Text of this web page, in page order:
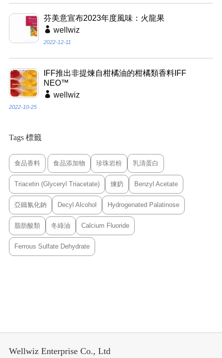
芬美意宣布2023年度風味：火龍果
wellwiz
2022-12-11
IFF推出非提煉自柑橘油的柑橘類香料IFF
NEO™
wellwiz
2022-10-25
Tags 標籤
食品香料 食品添加物 珍珠岩粉 乳清蛋白
Triacetin (Glyceryl Triacetate) 煉奶 Benzyl Acetate
亞鐵氰化鈉 Decyl Alcohol Hydrogenated Palatinose
脂肪酸類 冬綠油 Calcium Fluoride
Ferrous Sulfate Dehydrate
Wellwiz Enterprise Co., Ltd